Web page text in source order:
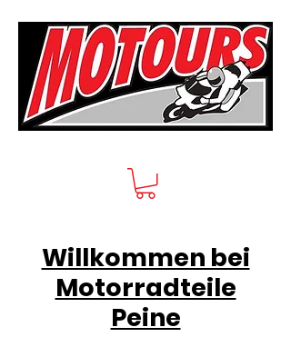
Willkommen bei
Motorradteile
Peine